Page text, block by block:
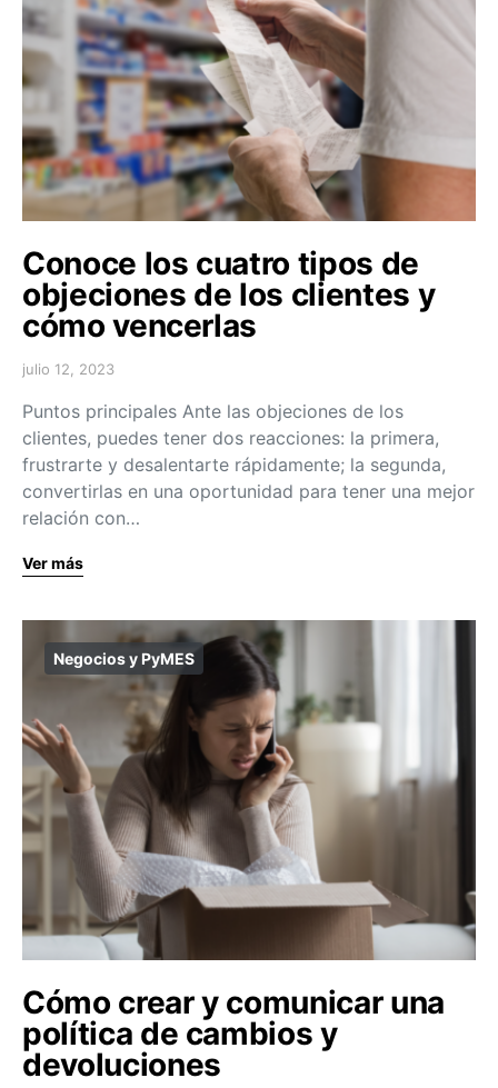
Conoce los cuatro tipos de
objeciones de los clientes y
cómo vencerlas
julio 12, 2023
Puntos principales Ante las objeciones de los
clientes, puedes tener dos reacciones: la primera,
frustrarte y desalentarte rápidamente; la segunda,
convertirlas en una oportunidad para tener una mejor
relación con…
Ver más
Negocios y PyMES
Cómo crear y comunicar una
política de cambios y
devoluciones